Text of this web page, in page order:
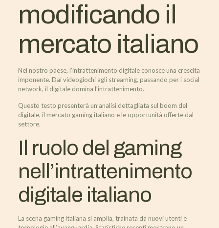
modificando il
mercato italiano
Nel nostro paese, l’intrattenimento digitale conosce una crescita
imponente. Dai videogiochi agli streaming, passando per i social
network, il digitale domina l’intrattenimento.
Questo testo presenterà un’analisi dettagliata sul boom del
digitale, il mercato gaming italiano e le opportunità offerte dal
settore.
Il ruolo del gaming
nell’intrattenimento
digitale italiano
La scena gaming italiana si amplia, trainata da nuovi utenti e